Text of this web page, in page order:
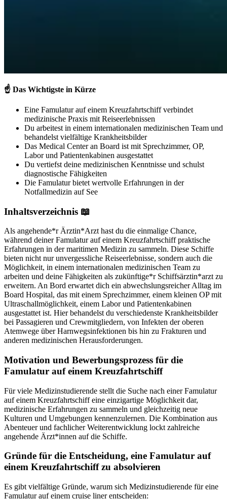
☝️ Das Wichtigste in Kürze
Eine Famulatur auf einem Kreuzfahrtschiff verbindet
medizinische Praxis mit Reiseerlebnissen
Du arbeitest in einem internationalen medizinischen Team und
behandelst vielfältige Krankheitsbilder
Das Medical Center an Board ist mit Sprechzimmer, OP,
Labor und Patientenkabinen ausgestattet
Du vertiefst deine medizinischen Kenntnisse und schulst
diagnostische Fähigkeiten
Die Famulatur bietet wertvolle Erfahrungen in der
Notfallmedizin auf See
Inhaltsverzeichnis 📖
Als angehende*r Ärztin*Arzt hast du die einmalige Chance,
während deiner Famulatur auf einem Kreuzfahrtschiff praktische
Erfahrungen in der maritimen Medizin zu sammeln. Diese Schiffe
bieten nicht nur unvergessliche Reiseerlebnisse, sondern auch die
Möglichkeit, in einem internationalen medizinischen Team zu
arbeiten und deine Fähigkeiten als zukünftige*r Schiffsärztin*arzt zu
erweitern. An Bord erwartet dich ein abwechslungsreicher Alltag im
Board Hospital, das mit einem Sprechzimmer, einem kleinen OP mit
Ultraschallmöglichkeit, einem Labor und Patientenkabinen
ausgestattet ist. Hier behandelst du verschiedenste Krankheitsbilder
bei Passagieren und Crewmitgliedern, von Infekten der oberen
Atemwege über Harnwegsinfektionen bis hin zu Frakturen und
anderen medizinischen Herausforderungen.
Motivation und Bewerbungsprozess für die
Famulatur auf einem Kreuzfahrtschiff
Für viele Medizinstudierende stellt die Suche nach einer Famulatur
auf einem Kreuzfahrtschiff eine einzigartige Möglichkeit dar,
medizinische Erfahrungen zu sammeln und gleichzeitig neue
Kulturen und Umgebungen kennenzulernen. Die Kombination aus
Abenteuer und fachlicher Weiterentwicklung lockt zahlreiche
angehende Ärzt*innen auf die Schiffe.
Gründe für die Entscheidung, eine Famulatur auf
einem Kreuzfahrtschiff zu absolvieren
Es gibt vielfältige Gründe, warum sich Medizinstudierende für eine
Famulatur auf einem cruise liner entscheiden: